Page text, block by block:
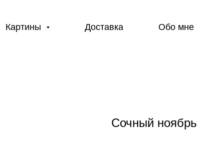
Картины Доставка Обо мне
Сочный ноябрь